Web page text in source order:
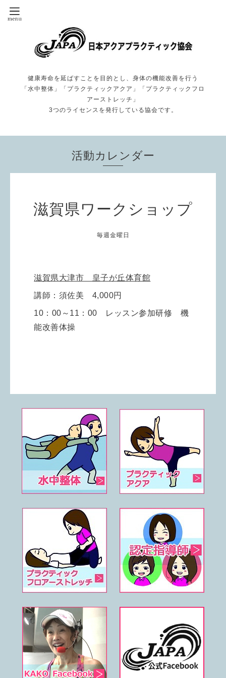
健康寿命を延ばすことを目的とし、身体の機能改善を行う
「水中整体」「プラクティックアクア」「プラクティックフロ
アーストレッチ」
3つのライセンスを発行している協会です。
活動カレンダー
滋賀県ワークショップ
毎週金曜日
滋賀県大津市 皇子が丘体育館
講師：須佐美 4,000円
10：00～11：00 レッスン参加研修 機
能改善体操